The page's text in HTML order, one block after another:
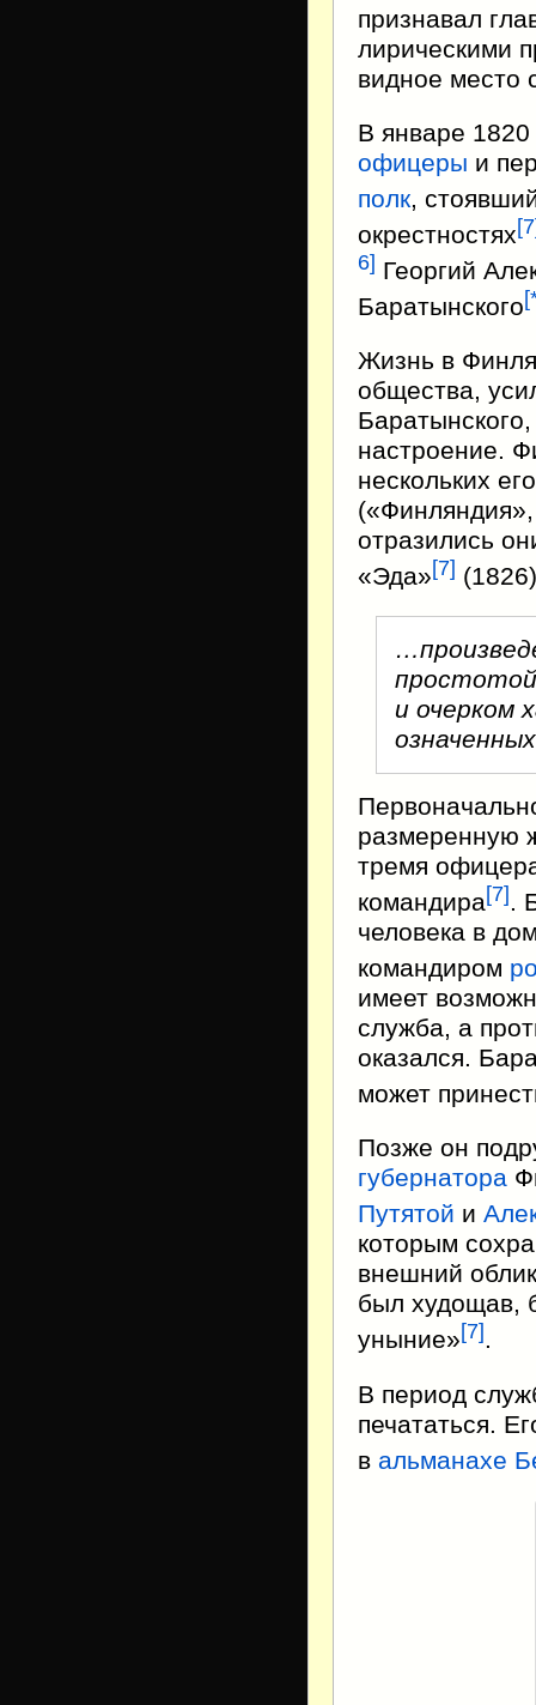
признавал
лирическими
видное место
В январе
офицеры и
полк,
окрестностях[7
6] Георгий
Баратынского[
Жизнь в
общества,
настроение.
нескольких
отразились
«Эда»[7]
и очерком
размеренную
тремя
командира[7] .
человека в
командиром
имеет
служба, а
оказался.
может
Позже он
губернатора
Путятой и
которым
внешний
был худощав,
уныние»[7] .
В период
печататься.
в альманахе